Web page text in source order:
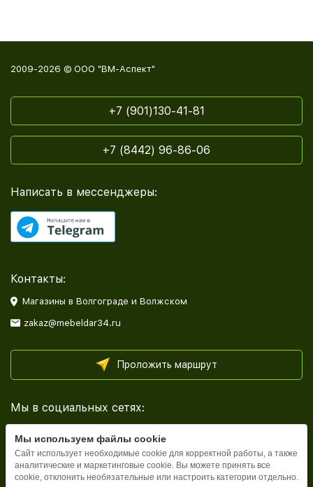
2009-2026 © ООО "ВМ-Аспект"
+7 (901)130-41-81
+7 (8442) 96-86-06
Написать в мессенджеры:
Контакты:
Магазины в Волгограде и Волжском
zakaz@mebeldar34.ru
Проложить маршрут
Мы в социальных сетях:
Каталог
Мы используем файлы cookie
Сайт использует необходимые cookie для корректной работы, а также
аналитические и маркетинговые cookie. Вы можете принять все
cookie, отклонить необязательные или настроить категории отдельно.